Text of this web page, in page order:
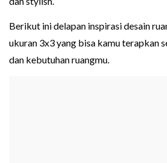
Berikut ini delapan inspirasi desain
ukuran 3x3 yang bisa kamu terapkan
dan kebutuhan ruangmu.